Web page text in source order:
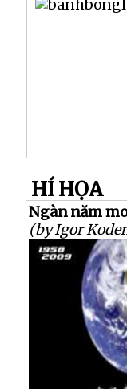
HÍ HỌA
Ngàn năm
(by Igor